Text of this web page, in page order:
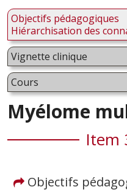
Objectifs pédagogiques
Hiérarchisation des
Vignette clinique
Cours
Myélome
Item
Objectifs